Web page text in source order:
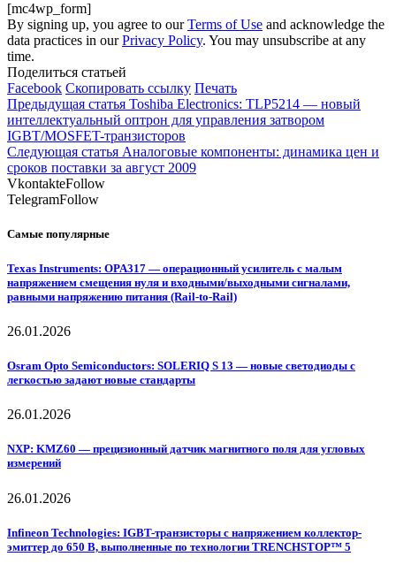
[mc4wp_form]
By signing up, you agree to ourTerms of Use and acknowledge the
data practices in ourPrivacy Policy. You may unsubscribe at any
time.
Поделиться статьей
Facebook Скопировать ссылку Печать
Предыдущая статья Toshiba Electronics: TLP5214 — новый
интеллектуальный оптрон для управления затвором
IGBT/MOSFET-транзисторов
Следующая статья Аналоговые компоненты: динамика цен и
сроков поставки за август 2009
VkontakteFollow
TelegramFollow
Самые популярные
Texas Instruments: OPA317 — операционный усилитель с малым
напряжением смещения нуля и входными/выходными сигналами,
равными напряжению питания (Rail-to-Rail)
26.01.2026
Osram Opto Semiconductors: SOLERIQ S 13 — новые светодиоды с
легкостью задают новые стандарты
26.01.2026
NXP: KMZ60 — прецизионный датчик магнитного поля для угловых
измерений
26.01.2026
Infineon Technologies: IGBT-транзисторы с напряжением коллектор-
эмиттер до 650 В, выполненные по технологии TRENCHSTOP™ 5